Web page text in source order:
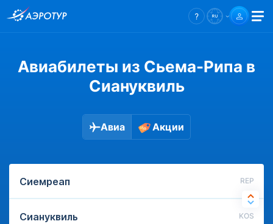
Авиабилеты из Сьема-Рипа в
Сиануквиль
Авиа Акции
REP
KOS